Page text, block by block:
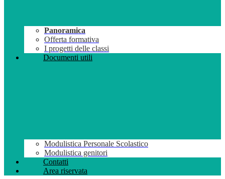
Panoramica
Offerta formativa
I progetti delle classi
Documenti utili
Modulistica Personale Scolastico
Modulistica genitori
Contatti
Area riservata